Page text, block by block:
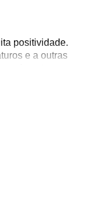
positividade.
e a outras
que
que fazem
Roxo!